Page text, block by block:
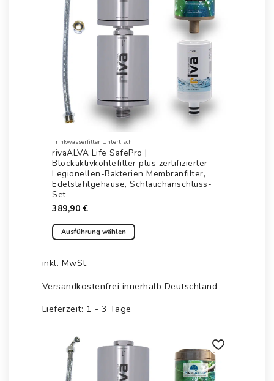
der
Produktseite
gewählt
werden
Trinkwasserfilter Untertisch
rivaALVA Life SafePro |
Blockaktivkohlefilter plus zertifizierter
Legionellen-Bakterien Membranfilter,
Edelstahlgehäuse, Schlauchanschluss-
Set
389,90€
Ausführung wählen
Produkt
mehrere
auf.
Optionen
können
inkl. MwSt.
Versandkostenfrei innerhalb Deutschland
Lieferzeit: 1 - 3 Tage
Auf die
Wunschliste